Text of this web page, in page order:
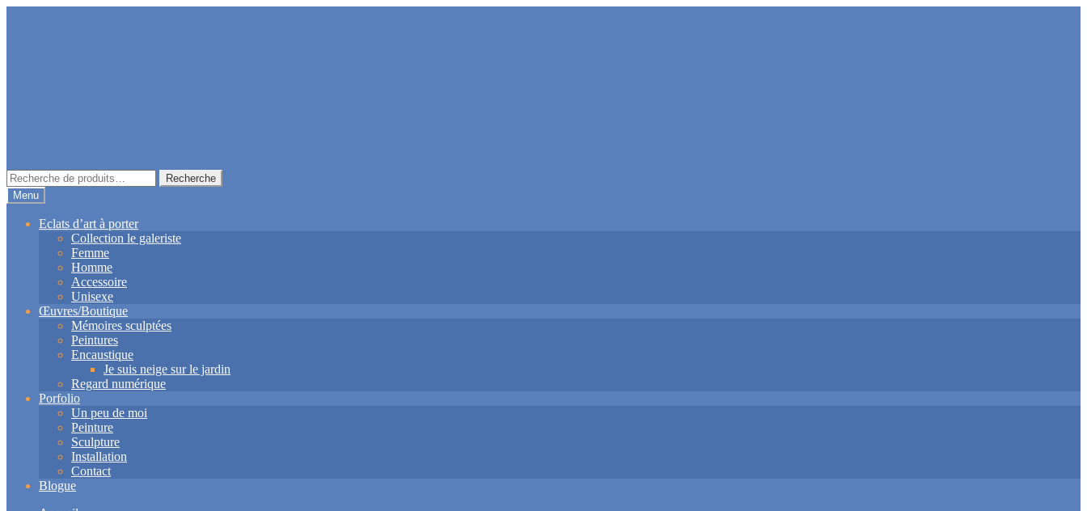
Recherche
pour :
Recherche
Menu
Eclats d’art à porter
Collection le galeriste
Femme
Homme
Accessoire
Unisexe
Œuvres/Boutique
Mémoires sculptées
Peintures
Encaustique
Je suis neige sur le jardin
Regard numérique
Porfolio
Un peu de moi
Peinture
Sculpture
Installation
Contact
Blogue